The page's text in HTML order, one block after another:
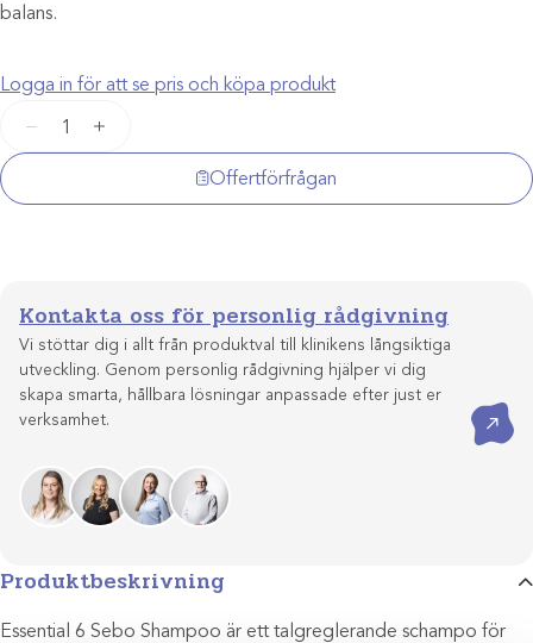
balans.
Logga in för att se pris och köpa produkt
Essential
Sebo
Schampo
+
Offertförfrågan
Produktbeskrivning
Essential 6 Sebo Shampoo är ett talgreglerande schampo för
Kontakta oss för personlig rådgivning
Vi stöttar dig i allt från produktval till klinikens långsiktiga
utveckling. Genom personlig rådgivning hjälper vi dig
skapa smarta, hållbara lösningar anpassade efter just er
verksamhet.